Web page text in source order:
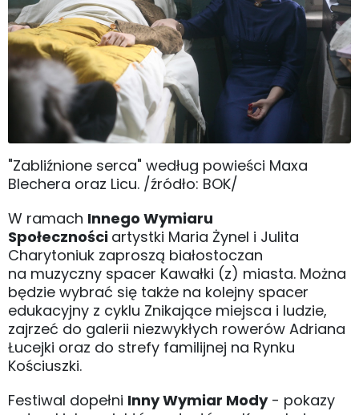
"Zabliźnione serca" według powieści Maxa
Blechera oraz Licu. /źródło: BOK/
W ramach Innego Wymiaru
Społeczności artystki Maria Żynel i Julita
Charytoniuk zaproszą białostoczan
na muzyczny spacer Kawałki (z) miasta. Można
będzie wybrać się także na kolejny spacer
edukacyjny z cyklu Znikające miejsca i ludzie,
zajrzeć do galerii niezwykłych rowerów Adriana
Łucejki oraz do strefy familijnej na Rynku
Kościuszki.
Festiwal dopełni Inny Wymiar Mody- pokazy